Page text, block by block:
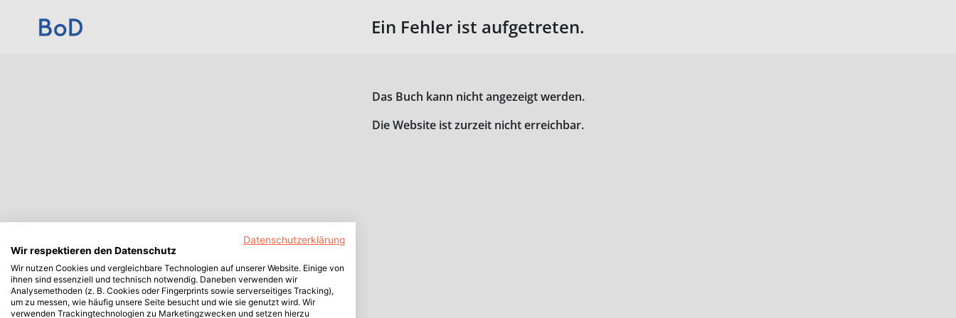
Ein Fehler ist aufgetreten.
Das Buch kann nicht angezeigt werden.
Die Website ist zurzeit nicht erreichbar.
Datenschutzerklärung
Wir respektieren den Datenschutz
Wir nutzen Cookies und vergleichbare Technologien auf unserer Website. Einige von
ihnen sind essenziell und technisch notwendig. Daneben verwenden wir
Analysemethoden (z. B. Cookies oder Fingerprints sowie serverseitiges Tracking),
um zu messen, wie häufig unsere Seite besucht und wie sie genutzt wird. Wir
verwenden Trackingtechnologien zu Marketingzwecken und setzen hierzu